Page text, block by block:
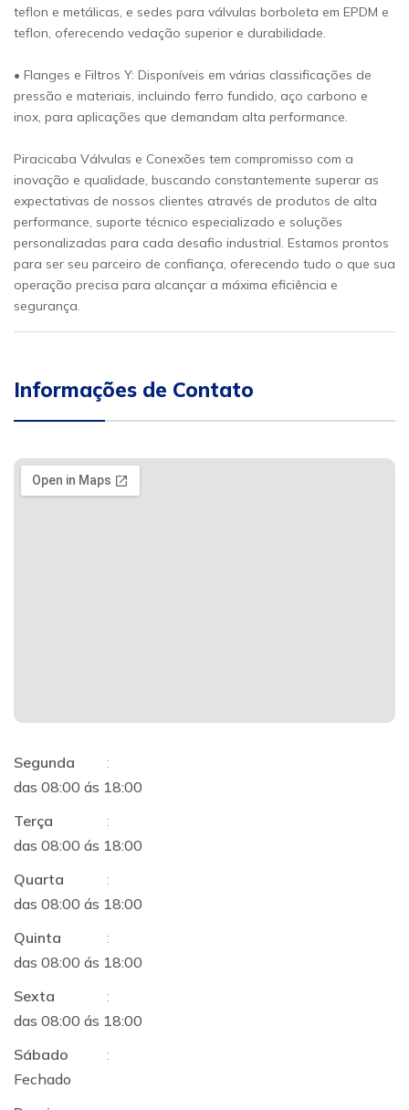
teflon e metálicas, e sedes para válvulas borboleta em EPDM e
teflon, oferecendo vedação superior e durabilidade.
• Flanges e Filtros Y: Disponíveis em várias classificações de
pressão e materiais, incluindo ferro fundido, aço carbono e
inox, para aplicações que demandam alta performance.
Piracicaba Válvulas e Conexões tem compromisso com a
inovação e qualidade, buscando constantemente superar as
expectativas de nossos clientes através de produtos de alta
performance, suporte técnico especializado e soluções
personalizadas para cada desafio industrial. Estamos prontos
para ser seu parceiro de confiança, oferecendo tudo o que sua
operação precisa para alcançar a máxima eficiência e
segurança.
Informações de Contato
Segunda
:
das 08:00 ás 18:00
Terça
:
das 08:00 ás 18:00
Quarta
:
das 08:00 ás 18:00
Quinta
:
das 08:00 ás 18:00
Sexta
:
das 08:00 ás 18:00
Sábado
:
Fechado